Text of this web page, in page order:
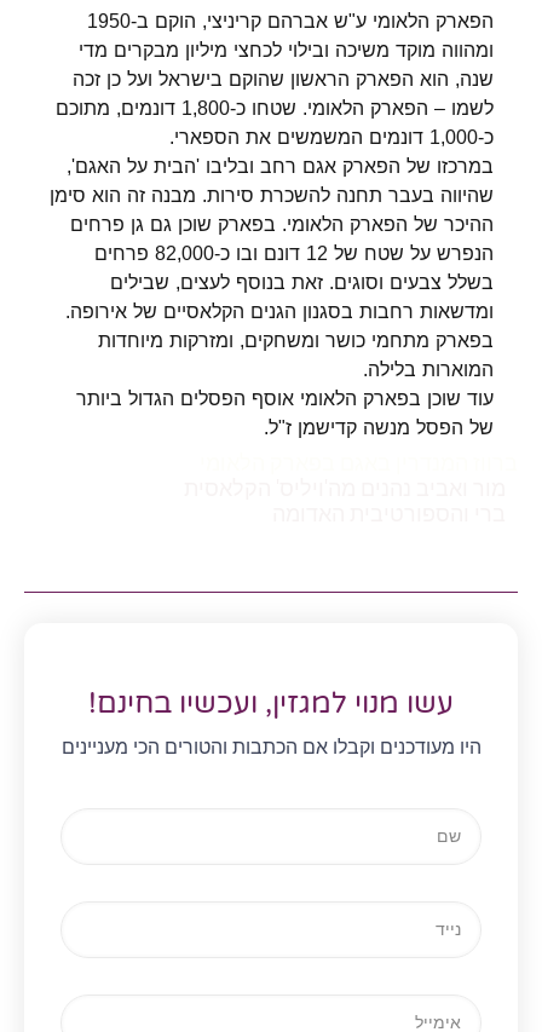
הפארק הלאומי ע"ש אברהם קריניצי, הוקם ב-1950
ומהווה מוקד משיכה ובילוי לכחצי מיליון מבקרים מדי
שנה, הוא הפארק הראשון שהוקם בישראל ועל כן זכה
לשמו – הפארק הלאומי. שטחו כ-1,800 דונמים, מתוכם
כ-1,000 דונמים המשמשים את הספארי.
במרכזו של הפארק אגם רחב ובליבו 'הבית על האגם',
שהיווה בעבר תחנה להשכרת סירות. מבנה זה הוא סימן
ההיכר של הפארק הלאומי. בפארק שוכן גם גן פרחים
הנפרש על שטח של 12 דונם ובו כ-82,000 פרחים
בשלל צבעים וסוגים. זאת בנוסף לעצים, שבילים
ומדשאות רחבות בסגנון הגנים הקלאסיים של אירופה.
בפארק מתחמי כושר ומשחקים, ומזרקות מיוחדות
המוארות בלילה.
עוד שוכן בפארק הלאומי אוסף הפסלים הגדול ביותר
של הפסל מנשה קדישמן ז"ל.
עשו מנוי למגזין, ועכשיו בחינם!
היו מעודכנים וקבלו אם הכתבות והטורים הכי מעניינים